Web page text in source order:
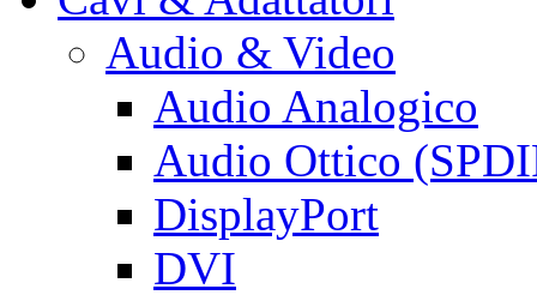
Audio & Video
Audio Analogico
Audio Ottico
DisplayPort
DVI